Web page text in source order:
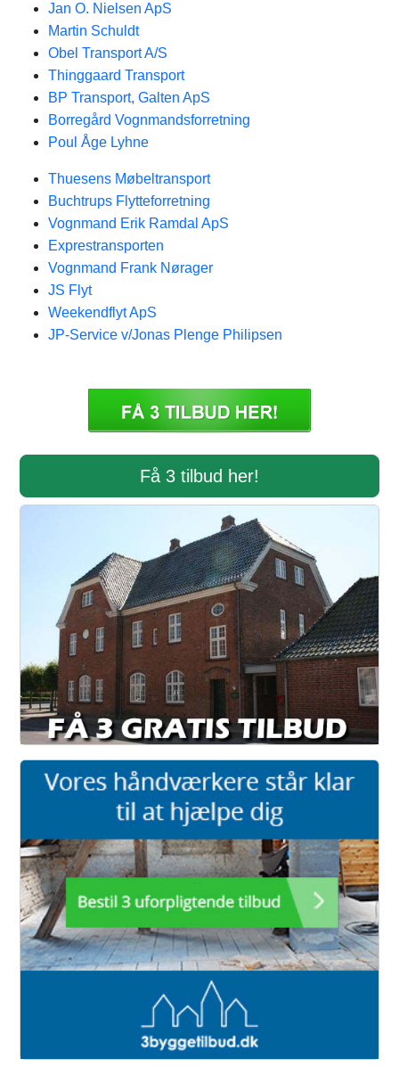
Jan O. Nielsen ApS
Martin Schuldt
Obel Transport A/S
Thinggaard Transport
BP Transport, Galten ApS
Borregård Vognmandsforretning
Poul Åge Lyhne
Thuesens Møbeltransport
Buchtrups Flytteforretning
Vognmand Erik Ramdal ApS
Exprestransporten
Vognmand Frank Nørager
JS Flyt
Weekendflyt ApS
JP-Service v/Jonas Plenge Philipsen
Få 3 tilbud her!